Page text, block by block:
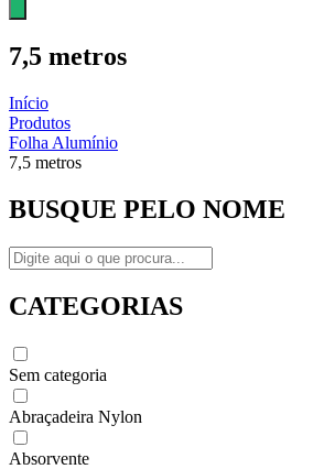
7,5 metros
Início
Produtos
Folha Alumínio
7,5 metros
BUSQUE PELO NOME
CATEGORIAS
Sem categoria
Abraçadeira Nylon
Absorvente